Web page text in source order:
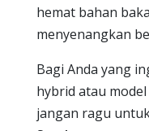
hemat bahan
menyenangkan
Bagi Anda yang
hybrid atau
jangan ragu